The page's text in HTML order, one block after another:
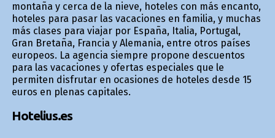
montaña y cerca de la nieve, hoteles con más encanto,
hoteles para pasar las vacaciones en familia, y muchas
más clases para viajar por España, Italia, Portugal,
Gran Bretaña, Francia y Alemania, entre otros países
europeos. La agencia siempre propone descuentos
para las vacaciones y ofertas especiales que le
permiten disfrutar en ocasiones de hoteles desde 15
euros en plenas capitales.
Hotelius.es